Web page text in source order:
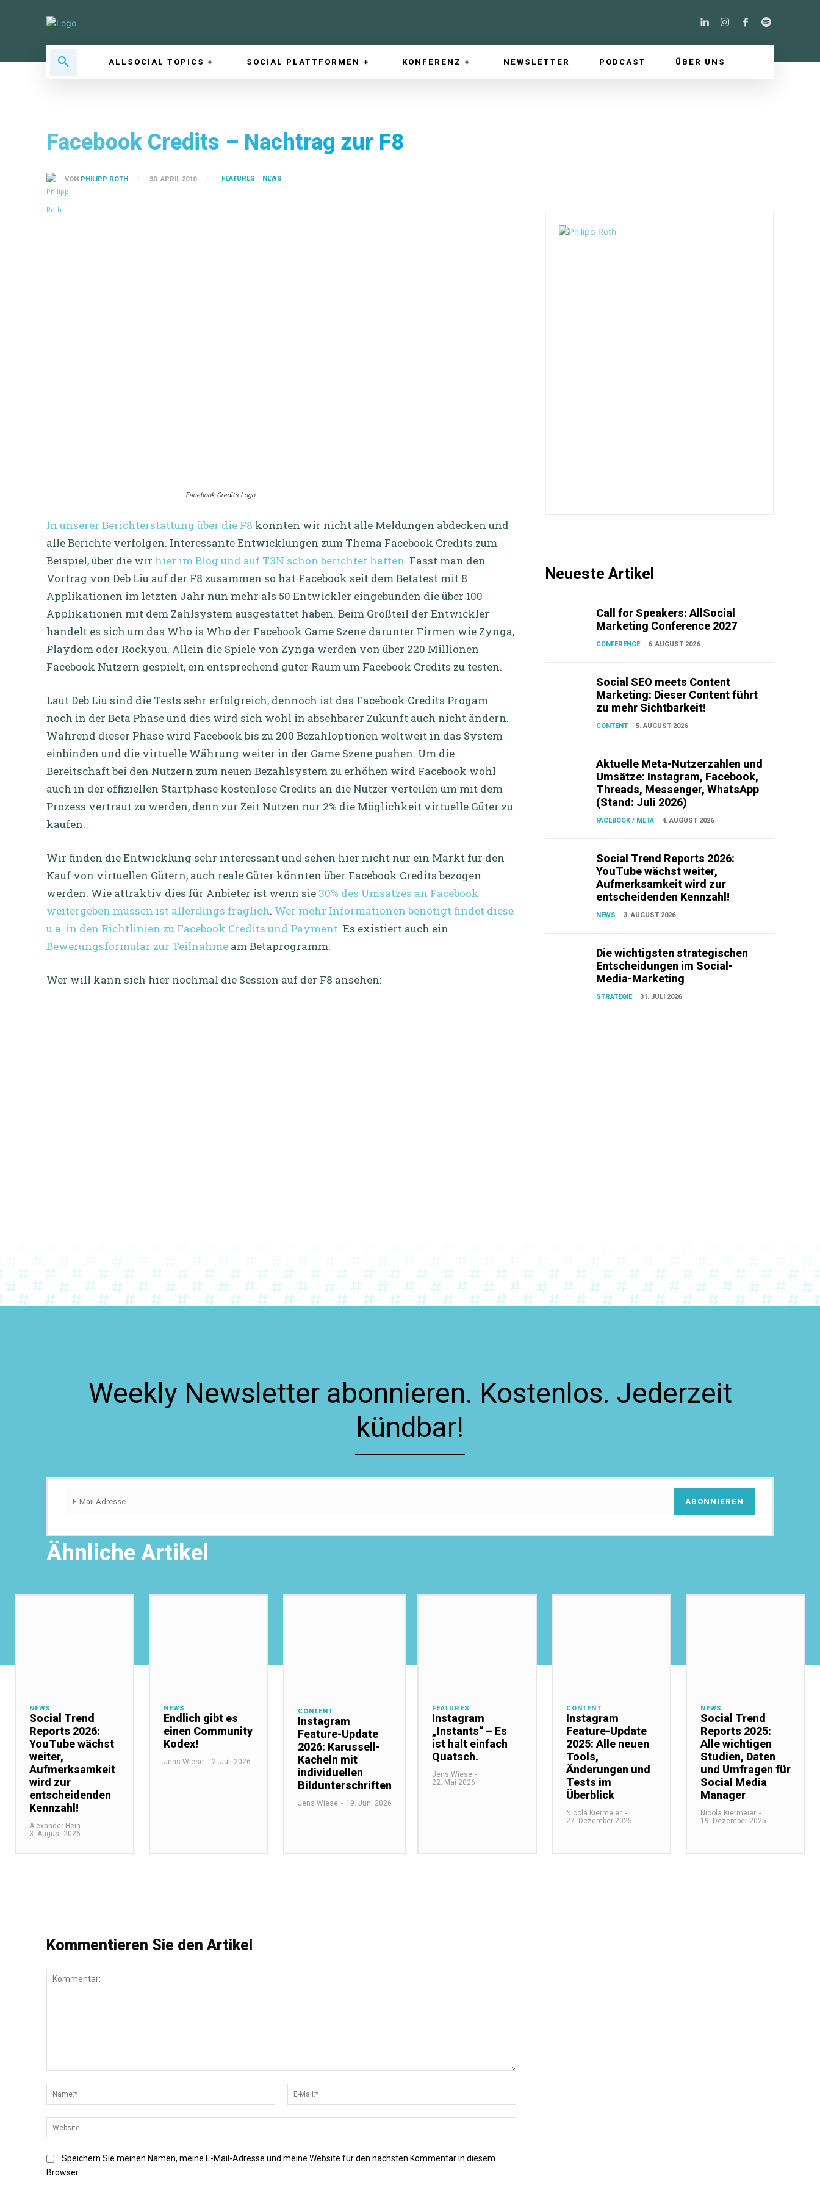
ALLSOCIAL TOPICS SOCIAL PLATTFORMEN KONFERENZ NEWSLETTER PODCAST ÜBER UNS
Facebook Credits – Nachtrag zur F8
VON PHILIPP ROTH 30. APRIL 2010 FEATURES NEWS
Facebook Credits Logo
In unserer Berichterstattung über die F8 konnten wir nicht alle Meldungen abdecken und
alle Berichte verfolgen. Interessante Entwicklungen zum Thema Facebook Credits zum
Beispiel, über die wir hier im Blog und auf T3N schon berichtet hatten. Fasst man den
Vortrag von Deb Liu auf der F8 zusammen so hat Facebook seit dem Betatest mit 8
Applikationen im letzten Jahr nun mehr als 50 Entwickler eingebunden die über 100
Applikationen mit dem Zahlsystem ausgestattet haben. Beim Großteil der Entwickler
handelt es sich um das Who is Who der Facebook Game Szene darunter Firmen wie Zynga,
Playdom oder Rockyou. Allein die Spiele von Zynga werden von über 220 Millionen
Facebook Nutzern gespielt, ein entsprechend guter Raum um Facebook Credits zu testen.
Laut Deb Liu sind die Tests sehr erfolgreich, dennoch ist das Facebook Credits Progam
noch in der Beta Phase und dies wird sich wohl in absehbarer Zukunft auch nicht ändern.
Während dieser Phase wird Facebook bis zu 200 Bezahloptionen weltweit in das System
einbinden und die virtuelle Währung weiter in der Game Szene pushen. Um die
Bereitschaft bei den Nutzern zum neuen Bezahlsystem zu erhöhen wird Facebook wohl
auch in der offiziellen Startphase kostenlose Credits an die Nutzer verteilen um mit dem
Prozess vertraut zu werden, denn zur Zeit Nutzen nur 2% die Möglichkeit virtuelle Güter zu
kaufen.
Wir finden die Entwicklung sehr interessant und sehen hier nicht nur ein Markt für den
Kauf von virtuellen Gütern, auch reale Güter könnten über Facebook Credits bezogen
werden. Wie attraktiv dies für Anbieter ist wenn sie 30% des Umsatzes an Facebook
weitergeben müssen ist allerdings fraglich. Wer mehr Informationen benötigt findet diese
u.a. in den Richtlinien zu Facebook Credits und Payment. Es existiert auch ein
Bewerungsformular zur Teilnahme am Betaprogramm.
Wer will kann sich hier nochmal die Session auf der F8 ansehen:
Neueste Artikel
Call for Speakers: AllSocial
Marketing Conference 2027
CONFERENCE 6. AUGUST 2026
Social SEO meets Content
Marketing: Dieser Content führt
zu mehr Sichtbarkeit!
CONTENT 5. AUGUST 2026
Aktuelle Meta-Nutzerzahlen und
Umsätze: Instagram, Facebook,
Threads, Messenger, WhatsApp
(Stand: Juli 2026)
FACEBOOK / META 4. AUGUST 2026
Social Trend Reports 2026:
YouTube wächst weiter,
Aufmerksamkeit wird zur
entscheidenden Kennzahl!
NEWS 3. AUGUST 2026
Die wichtigsten strategischen
Entscheidungen im Social-
Media-Marketing
STRATEGIE 31. JULI 2026
Weekly Newsletter abonnieren. Kostenlos. Jederzeit
kündbar!
ABONNIEREN
Ähnliche Artikel
NEWS
Social Trend
Reports 2026:
YouTube wächst
weiter,
Aufmerksamkeit
wird zur
entscheidenden
Kennzahl!
Alexander Hein -
3. August 2026
NEWS
Endlich gibt es
einen Community
Kodex!
Jens Wiese - 2. Juli 2026
CONTENT
Instagram
Feature-Update
2026: Karussell-
Kacheln mit
individuellen
Bildunterschriften
Jens Wiese - 19. Juni 2026
FEATURES
Instagram
„Instants“ – Es
ist halt einfach
Quatsch.
Jens Wiese -
22. Mai 2026
CONTENT
Instagram
Feature-Update
2025: Alle neuen
Tools,
Änderungen und
Tests im
Überblick
Nicola Kiermeier -
27. Dezember 2025
NEWS
Social Trend
Reports 2025:
Alle wichtigen
Studien, Daten
und Umfragen für
Social Media
Manager
Nicola Kiermeier -
19. Dezember 2025
Kommentieren Sie den Artikel
Name:*
Mail:*
Speichern Sie meinen Namen, meine E-Mail-Adresse und meine Website für den nächsten Kommentar in diesem
Browser.